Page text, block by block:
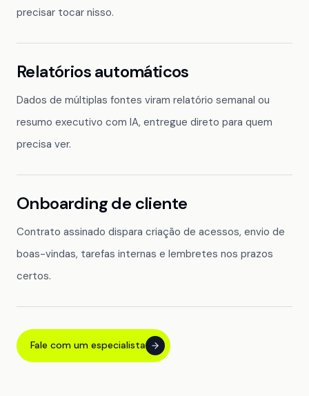
precisar tocar nisso.
Relatórios automáticos
Dados de múltiplas fontes viram relatório semanal ou
resumo executivo com IA, entregue direto para quem
precisa ver.
Onboarding de cliente
Contrato assinado dispara criação de acessos, envio de
boas-vindas, tarefas internas e lembretes nos prazos
certos.
Fale com um especialista